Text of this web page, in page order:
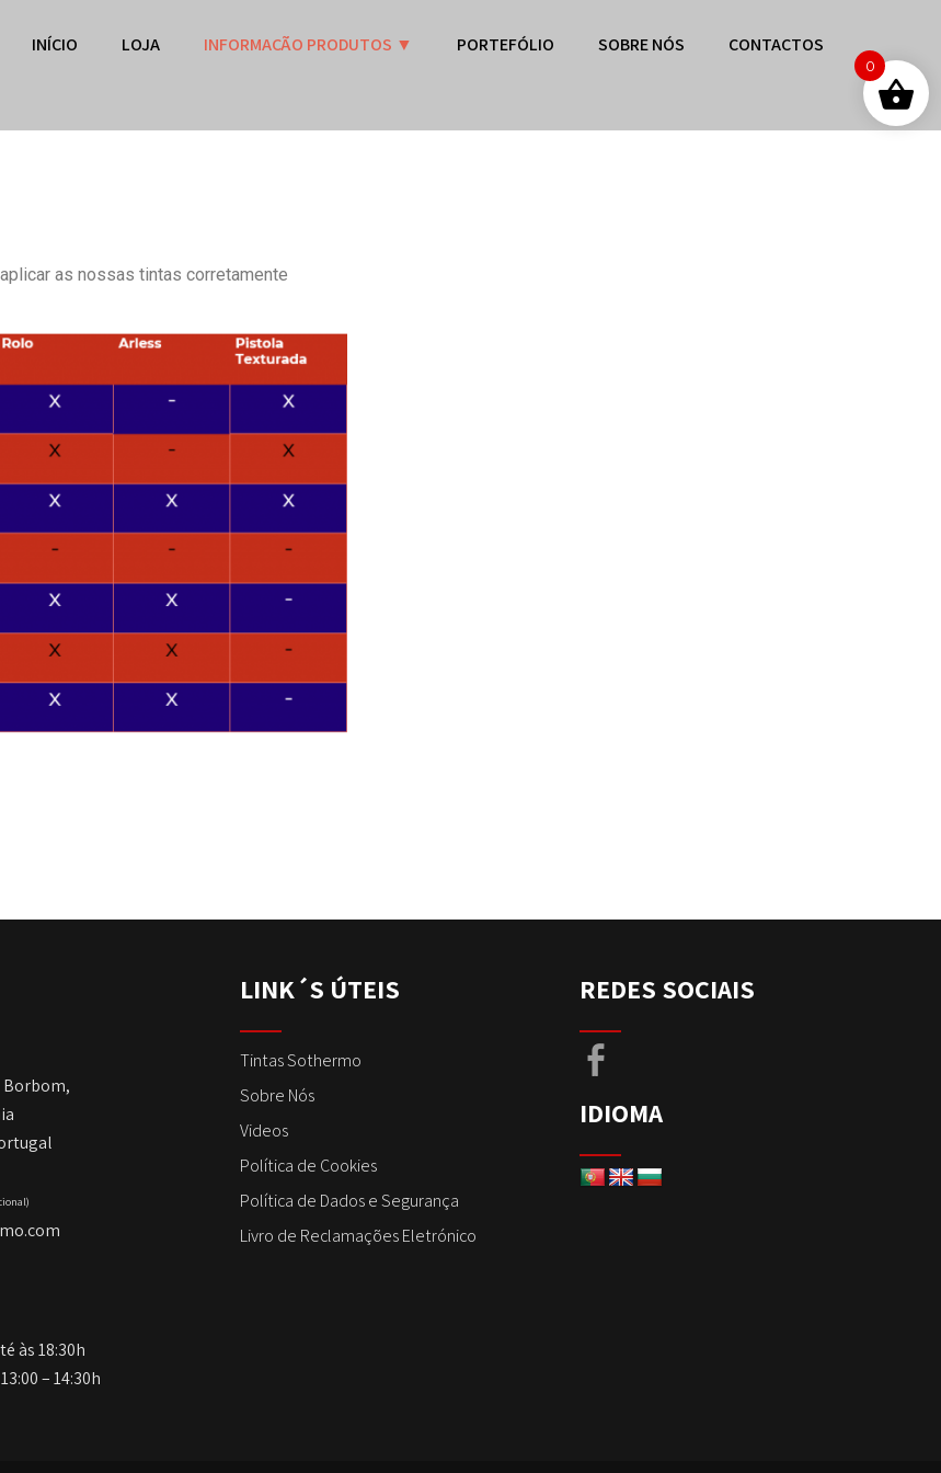
INÍCIO LOJA INFORMAÇÃO PRODUTOS ▼ PORTEFÓLIO SOBRE NÓS CONTACTOS
as nossas tintas corretamente
Borbom,
às 18:30h
– 14:30h
LINK´S ÚTEIS
Tintas Sothermo
Sobre Nós
Videos
Política de Cookies
Política de Dados e Segurança
Livro de Reclamações Eletrónico
REDES SOCIAIS
IDIOMA
0